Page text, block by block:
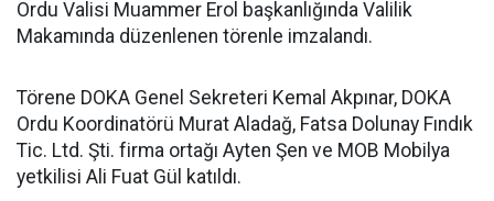
Ordu Valisi Muammer Erol başkanlığında Valilik
Makamında düzenlenen törenle imzalandı.
Törene DOKA Genel Sekreteri Kemal Akpınar, DOKA
Ordu Koordinatörü Murat Aladağ, Fatsa Dolunay Fındık
Tic. Ltd. Şti. firma ortağı Ayten Şen ve MOB Mobilya
yetkilisi Ali Fuat Gül katıldı.